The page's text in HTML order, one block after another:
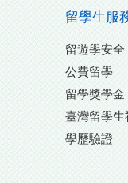
留學生服
留遊學安全
公費留學
留學獎學金
臺灣留學生
學歷驗證